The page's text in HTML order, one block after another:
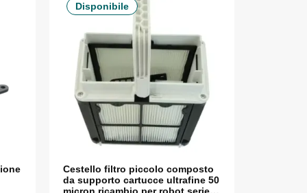
Disponibile
Cestello filtro piccolo composto
da supporto cartucce ultrafine 50
micron ricambio per robot serie